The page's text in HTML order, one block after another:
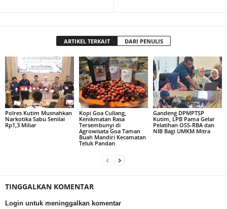
ARTIKEL TERKAIT DARI PENULIS
Polres Kutim Musnahkan
Narkotika Sabu Senilai
Rp1,3 Miliar
Kopi Goa Cullang,
Kenikmatan Rasa
Tersembunyi di
Agrowisata Goa Taman
Buah Mandiri Kecamatan
Teluk Pandan
Gandeng DPMPTSP
Kutim, LPB Pama Gelar
Pelatihan OSS-RBA dan
NIB Bagi UMKM Mitra
TINGGALKAN KOMENTAR
Login untuk meninggalkan komentar